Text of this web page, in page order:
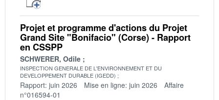
Projet et programme d'actions du Projet
Grand Site "Bonifacio" (Corse) - Rapport
en CSSPP
SCHWERER, Odile
INSPECTION GENERALE DE L'ENVIRONNEMENT ET DU
DEVELOPPEMENT DURABLE (IGEDD)
Rapport: juin 2026 Mise en ligne: juin 2026
Affaire
n°016594-01